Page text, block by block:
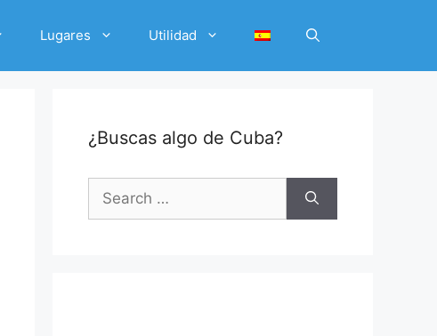
Lugares Utilidad
¿Buscas algo de Cuba?
Search
for: